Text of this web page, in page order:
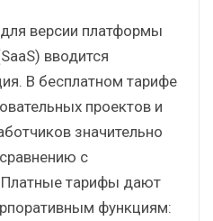
версии платформы
вводится
В бесплатном тарифе
проектов и
значительно
с
тарифы дают
функциям: